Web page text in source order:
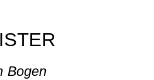
Bogen